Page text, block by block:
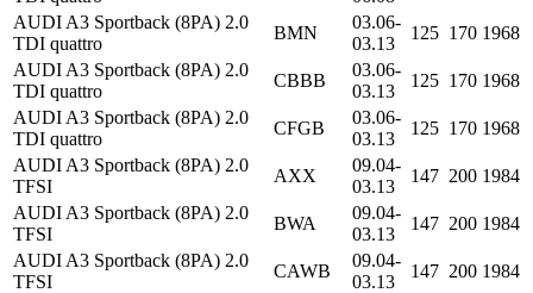
AUDI A3 Sportback (8PA) 2.0
TDI quattro
BMN
03.06-
03.13
125 170 1968
AUDI A3 Sportback (8PA) 2.0
TDI quattro
CBBB
03.06-
03.13
125 170 1968
AUDI A3 Sportback (8PA) 2.0
TDI quattro
CFGB
03.06-
03.13
125 170 1968
AUDI A3 Sportback (8PA) 2.0
TFSI
AXX
09.04-
03.13
147 200 1984
AUDI A3 Sportback (8PA) 2.0
TFSI
BWA
09.04-
03.13
147 200 1984
AUDI A3 Sportback (8PA) 2.0
TFSI
CAWB
09.04-
03.13
147 200 1984